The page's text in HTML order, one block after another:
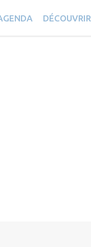
DÉCOUVRIR